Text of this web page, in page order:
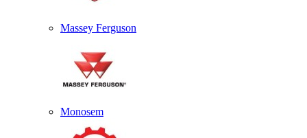
Massey Ferguson
Monosem